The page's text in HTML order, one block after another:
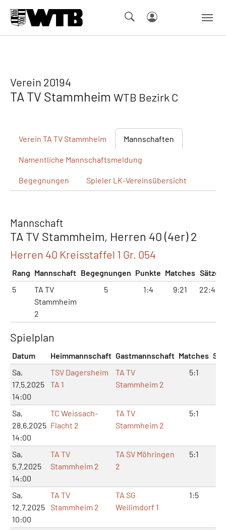
Verein 20194
TA TV Stammheim WTB Bezirk C
Verein TA TV Stammheim Mannschaften
Namentliche Mannschaftsmeldung
Begegnungen Spieler LK-Vereinsübersicht
Mannschaft
TA TV Stammheim, Herren 40 (4er) 2
Herren 40 Kreisstaffel 1 Gr. 054
Rang Mannschaft Begegnungen Punkte Matches Sätze
5
TA TV
Stammheim
2
5 1:4 9:21 22:43
Spielplan
Datum Heimmannschaft Gastmannschaft Matches
Sa,
17.5.2025
14:00
TSV Dagersheim
TA 1
TA TV
Stammheim 2
5:1
Sa,
28.6.2025
14:00
TC Weissach-
Flacht 2
TA TV
Stammheim 2
5:1
Sa,
5.7.2025
14:00
TA TV
Stammheim 2
TA SV Möhringen
2
5:1
Sa,
12.7.2025
10:00
TA TV
Stammheim 2
TA SG
Weilimdorf 1
1:5